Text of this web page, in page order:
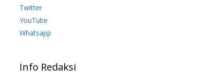
Twitter
YouTube
Whatsapp
Info Redaksi